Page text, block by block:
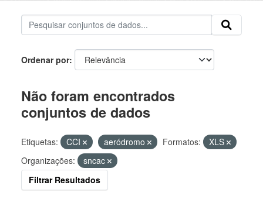
Ordenar por
Não foram encontrados
conjuntos de dados
Etiquetas: CCI aeródromo Formatos:
XLS
Organizações:
sncac
Filtrar Resultados